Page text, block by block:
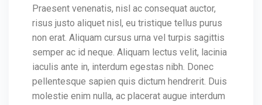
Praesent venenatis, nisl ac consequat auctor,
risus justo aliquet nisl, eu tristique tellus purus
non erat. Aliquam cursus urna vel turpis sagittis
semper ac id neque. Aliquam lectus velit, lacinia
iaculis ante in, interdum egestas nibh. Donec
pellentesque sapien quis dictum hendrerit. Duis
molestie enim nulla, ac placerat augue interdum